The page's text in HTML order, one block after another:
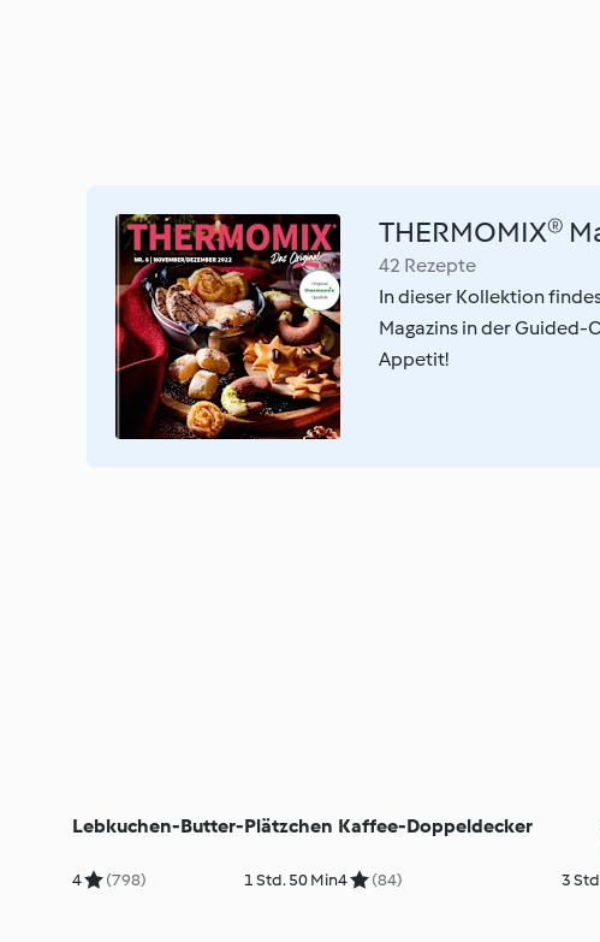
THERMOMIX®
42 Rezepte
In dieser Kollektion
Magazins in der Guided-
Appetit!
Lebkuchen-Butter-Plätzchen
4 (798) 1 Std. 50 Min
Kaffee-Doppeldecker
4 (84) 3